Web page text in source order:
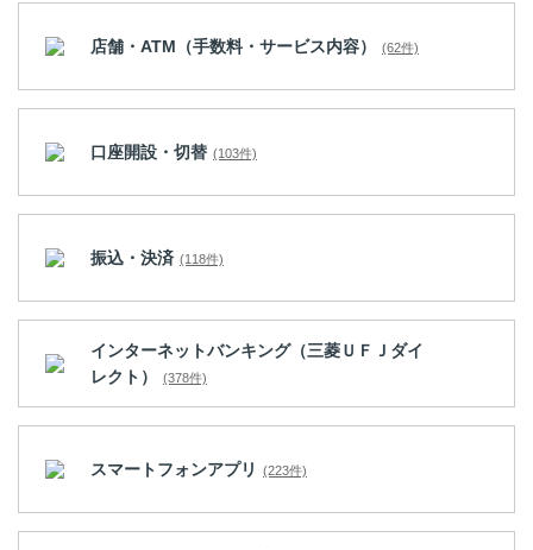
店舗・ATM（手数料・サービス内容） (62件)
口座開設・切替 (103件)
振込・決済 (118件)
インターネットバンキング（三菱ＵＦＪダイ
レクト）
(378件)
スマートフォンアプリ (223件)